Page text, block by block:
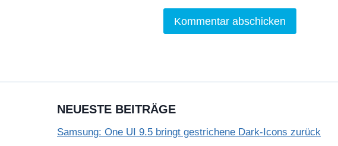
NEUESTE BEITRÄGE
Samsung: One UI 9.5 bringt gestrichene Dark-Icons zurück